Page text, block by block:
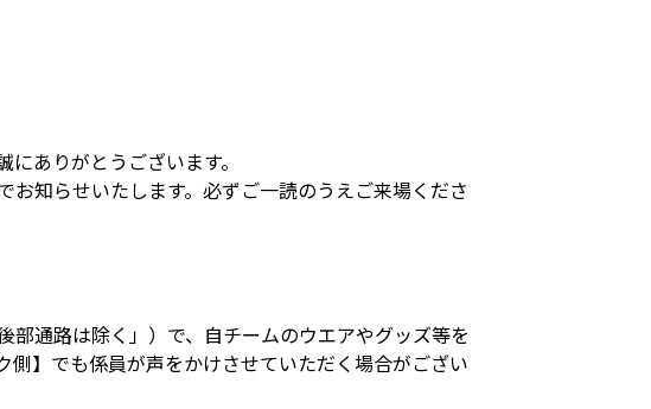
ありがとうございます。
知らせいたします。必ずご一読のうえご来場くださ
通路は除く」）で、自チームのウエアやグッズ等を
】でも係員が声をかけさせていただく場合がござい